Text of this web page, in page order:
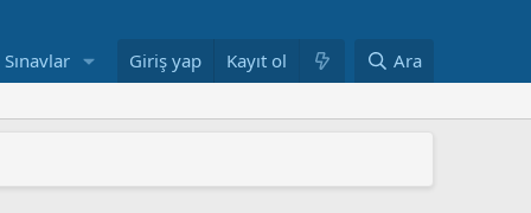
Sınavlar Giriş yap Kayıt ol Ara